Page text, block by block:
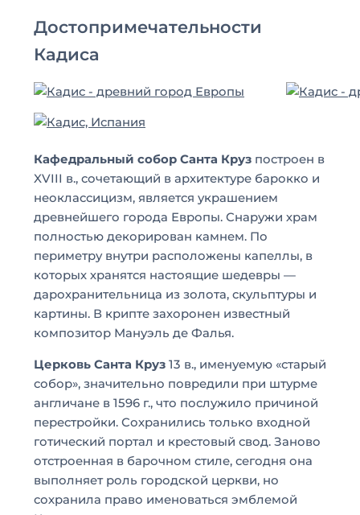
Достопримечательности
Кадиса
Кафедральный собор Санта Круз построен в
XVIII в., сочетающий в архитектуре барокко и
неоклассицизм, является украшением
древнейшего города Европы. Снаружи храм
полностью декорирован камнем. По
периметру внутри расположены капеллы, в
которых хранятся настоящие шедевры —
дарохранительница из золота, скульптуры и
картины. В крипте захоронен известный
композитор Мануэль де Фалья.
Церковь Санта Круз 13 в., именуемую «старый
собор», значительно повредили при штурме
англичане в 1596 г., что послужило причиной
перестройки. Сохранились только входной
готический портал и крестовый свод. Заново
отстроенная в барочном стиле, сегодня она
выполняет роль городской церкви, но
сохранила право именоваться эмблемой